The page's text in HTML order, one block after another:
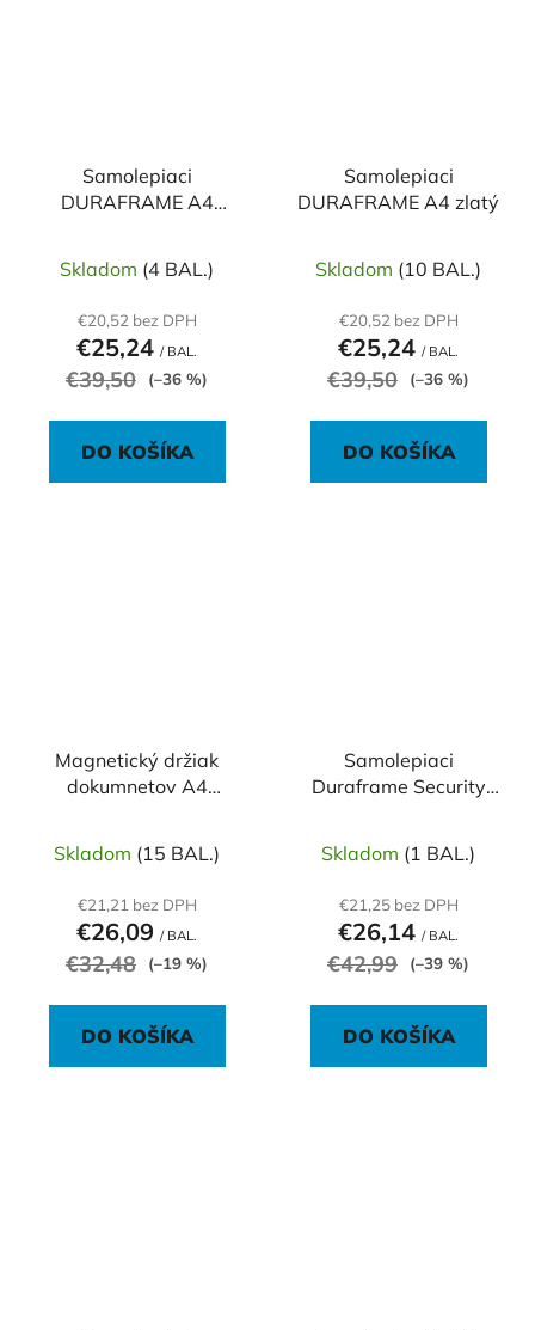
Samolepiaci
DURAFRAME A4
Skladom (4 BAL.)
€20,52 bez DPH
€25,24 / BAL.
€39,50 (–36 %)
DO KOŠÍKA
Samolepiaci
DURAFRAME A4 zlatý
Skladom (10 BAL.)
€20,52 bez DPH
€25,24 / BAL.
€39,50 (–36 %)
DO KOŠÍKA
Magnetický držiak
dokumnetov A4
Skladom (15 BAL.)
€21,21 bez DPH
€26,09 / BAL.
€32,48 (–19 %)
DO KOŠÍKA
Samolepiaci
Duraframe Security
Skladom (1 BAL.)
€21,25 bez DPH
€26,14 / BAL.
€42,99 (–39 %)
DO KOŠÍKA